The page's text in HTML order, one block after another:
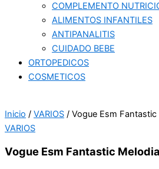
COMPLEMENTO
ALIMENTOS INFANTILES
ANTIPANALITIS
CUIDADO BEBE
ORTOPEDICOS
COSMETICOS
Inicio / VARIOS / Vogue Esm Fantastic
VARIOS
Vogue Esm Fantastic